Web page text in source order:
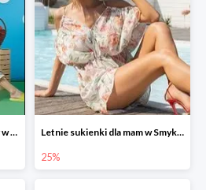
Coqui - buty dla całej rodziny w Smyku do -20% Letnie sukienki dla mam w Smyku do -25%
25%